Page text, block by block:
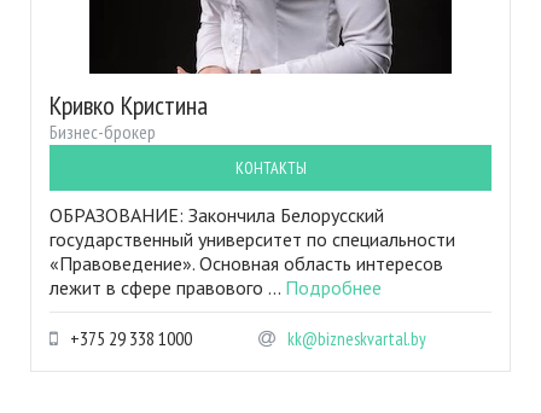
Кривко Кристина
Бизнес-брокер
КОНТАКТЫ
ОБРАЗОВАНИЕ: Закончила Белорусский
государственный университет по специальности
«Правоведение». Основная область интересов
лежит в сфере правового ... Подробнее
+375 29 338 1000 kk@bizneskvartal.by